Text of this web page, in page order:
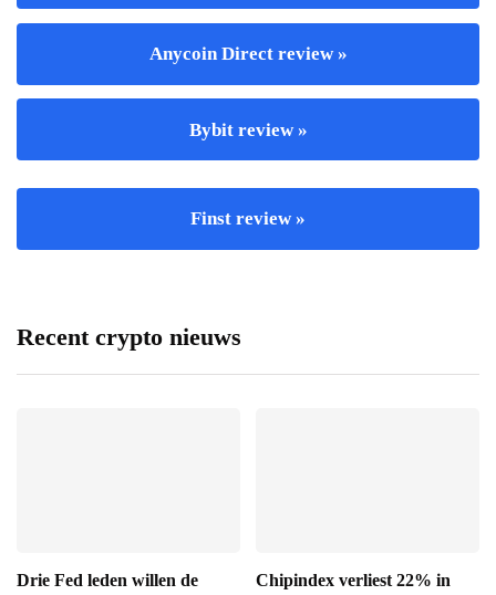
Anycoin Direct review »
Bybit review »
Finst review »
Recent crypto nieuws
Drie Fed leden willen de
Chipindex verliest 22% in